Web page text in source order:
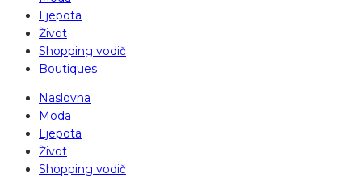
Ljepota
Život
Shopping vodič
Boutiques
Naslovna
Moda
Ljepota
Život
Shopping vodič